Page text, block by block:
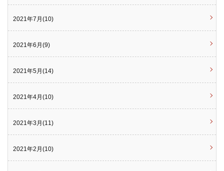
2021年7月(10)
2021年6月(9)
2021年5月(14)
2021年4月(10)
2021年3月(11)
2021年2月(10)